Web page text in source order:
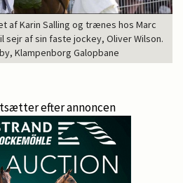
af Karin Salling og trænes hos Marc
sejr af sin faste jockey, Oliver Wilson.
Klampenborg Galopbane
efter annoncen